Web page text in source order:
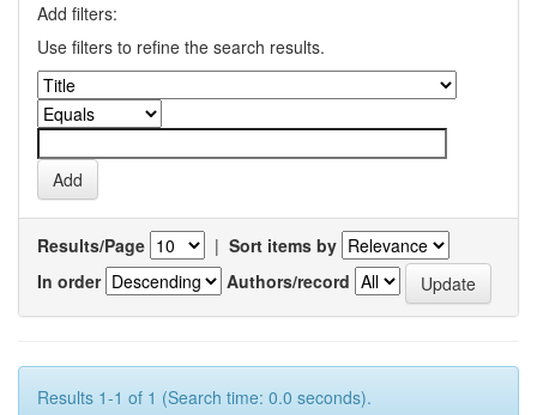
Add filters:
Use filters to refine the search results.
Results/Page | Sort items by
In order
Authors/record
Results 1-1 of 1 (Search time: 0.0 seconds).